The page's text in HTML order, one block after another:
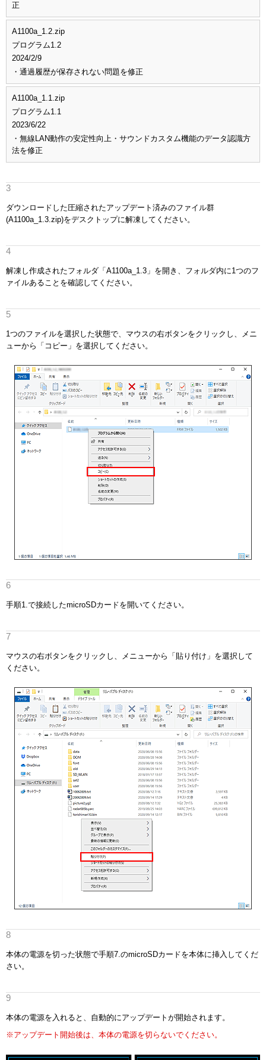
正
A1100a_1.2.zip
プログラム1.2
2024/2/9
・通過履歴が保存されない問題を修正
A1100a_1.1.zip
プログラム1.1
2023/6/22
・無線LAN動作の安定性向上 ・サウンドカスタム機能のデータ認識方
法を修正
ダウンロードした圧縮されたアップデート済みのファイル群
(A1100a_1.3.zip)をデスクトップに解凍してください。
解凍し作成されたフォルダ「A1100a_1.3」を開き、フォルダ内に1つのフ
ァイルあることを確認してください。
1つのファイルを選択した状態で、マウスの右ボタンをクリックし、メニ
ューから「コピー」を選択してください。
手順1.で接続したmicroSDカードを開いてください。
マウスの右ボタンをクリックし、メニューから「貼り付け」を選択して
ください。
本体の電源を切った状態で手順7.のmicroSDカードを本体に挿入してくだ
さい。
本体の電源を入れると、自動的にアップデートが開始されます。
※アップデート開始後は、本体の電源を切らないでください。